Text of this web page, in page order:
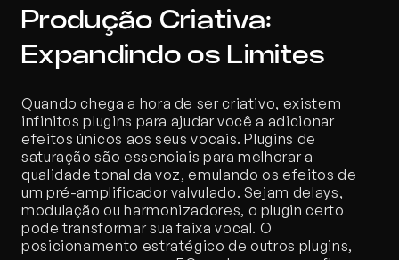
Produção Criativa:
Expandindo os Limites
Quando chega a hora de ser criativo, existem
infinitos plugins para ajudar você a adicionar
efeitos únicos aos seus vocais. Plugins de
saturação são essenciais para melhorar a
qualidade tonal da voz, emulando os efeitos de
um pré-amplificador valvulado. Sejam delays,
modulação ou harmonizadores, o plugin certo
pode transformar sua faixa vocal. O
posicionamento estratégico de outros plugins,